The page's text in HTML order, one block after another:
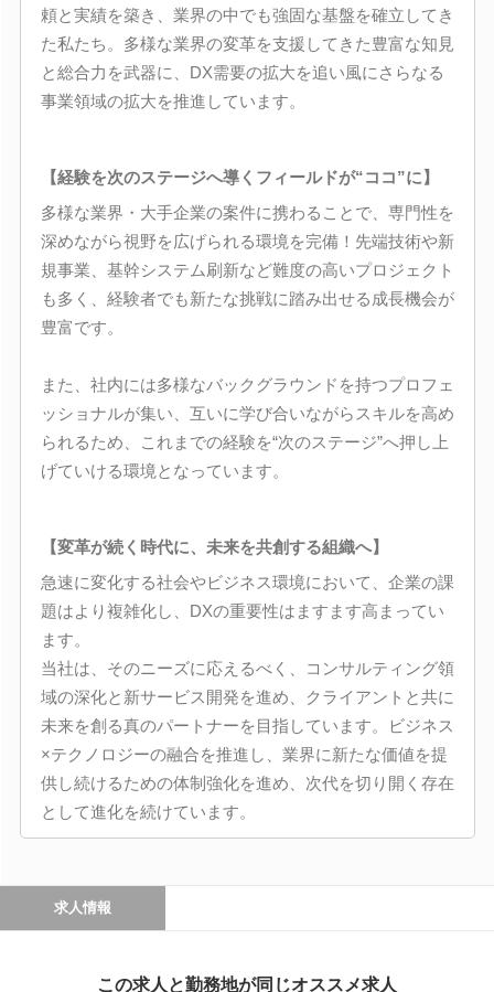
頼と実績を築き、業界の中でも強固な基盤を確立してき
た私たち。多様な業界の変革を支援してきた豊富な知見
と総合力を武器に、DX需要の拡大を追い風にさらなる
事業領域の拡大を推進しています。
【経験を次のステージへ導くフィールドが“ココ”に】
多様な業界・大手企業の案件に携わることで、専門性を
深めながら視野を広げられる環境を完備！先端技術や新
規事業、基幹システム刷新など難度の高いプロジェクト
も多く、経験者でも新たな挑戦に踏み出せる成長機会が
豊富です。
また、社内には多様なバックグラウンドを持つプロフェ
ッショナルが集い、互いに学び合いながらスキルを高め
られるため、これまでの経験を“次のステージ”へ押し上
げていける環境となっています。
【変革が続く時代に、未来を共創する組織へ】
急速に変化する社会やビジネス環境において、企業の課
題はより複雑化し、DXの重要性はますます高まってい
ます。
当社は、そのニーズに応えるべく、コンサルティング領
域の深化と新サービス開発を進め、クライアントと共に
未来を創る真のパートナーを目指しています。ビジネス
×テクノロジーの融合を推進し、業界に新たな価値を提
供し続けるための体制強化を進め、次代を切り開く存在
として進化を続けています。
求人情報
この求人と勤務地が同じオススメ求人